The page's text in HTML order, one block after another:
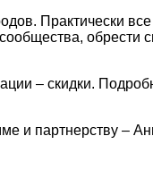
Практически
– скидки.
и партнерству –